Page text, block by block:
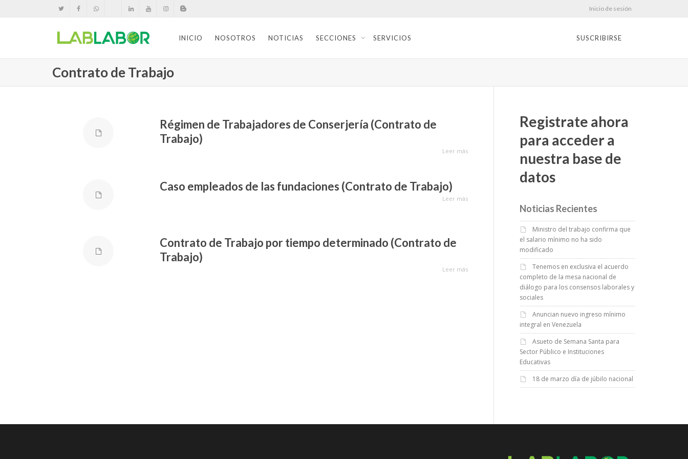
Inicio de sesión
INICIO NOSOTROS NOTICIAS SECCIONES SERVICIOS SUSCRIBIRSE
Contrato de Trabajo
Régimen de Trabajadores de Conserjería (Contrato de
Trabajo)
Leer más
Caso empleados de las fundaciones (Contrato de Trabajo)
Leer más
Contrato de Trabajo por tiempo determinado (Contrato de
Trabajo)
Leer más
Registrate ahora
para acceder a
nuestra base de
datos
Noticias Recientes
Ministro del trabajo confirma que
el salario mínimo no ha sido
modificado
Tenemos en exclusiva el acuerdo
completo de la mesa nacional de
diálogo para los consensos laborales y
sociales
Anuncian nuevo ingreso mínimo
integral en Venezuela
Asueto de Semana Santa para
Sector Público e Instituciones
Educativas
18 de marzo día de júbilo nacional